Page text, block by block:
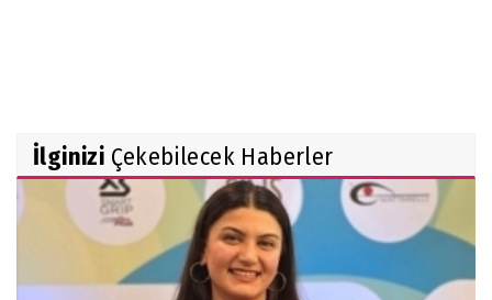
İlginizi Çekebilecek Haberler